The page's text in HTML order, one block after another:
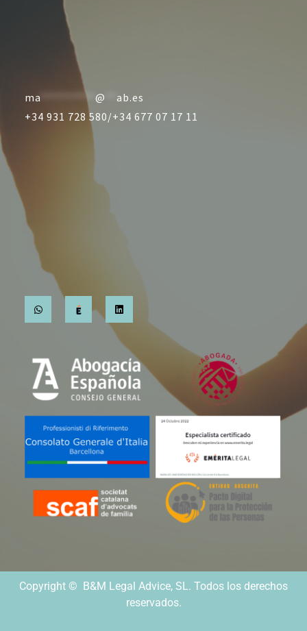
ma ********** @
ab.es
+34 931 728 580/+34 677 07 17 11
Copyright © B&M Legal Advice, SL. Todos los derechos
reservados.